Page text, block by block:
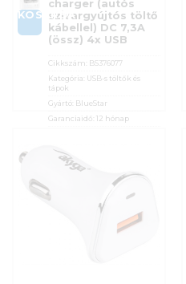
KOSÁRBA
charger (autós
szivargyújtós töltő
kábellel) DC 7,3A
(össz) 4x USB
Cikkszám: BS376077
Kategória: USB-s töltők és
tápok
Gyártó: BlueStar
Garanciaidő:12 hónap
Azonosító:
1 050Ft